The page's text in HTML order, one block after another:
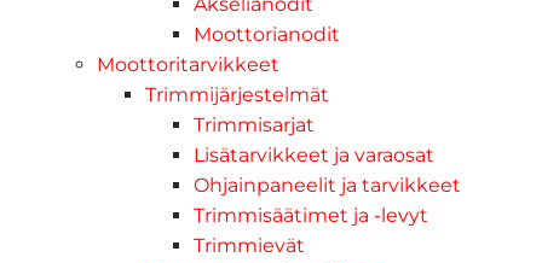
Akselianodit
Moottorianodit
Moottoritarvikkeet
Trimmijärjestelmät
Trimmisarjat
Lisätarvikkeet ja varaosat
Ohjainpaneelit ja tarvikkeet
Trimmisäätimet ja -levyt
Trimmievät